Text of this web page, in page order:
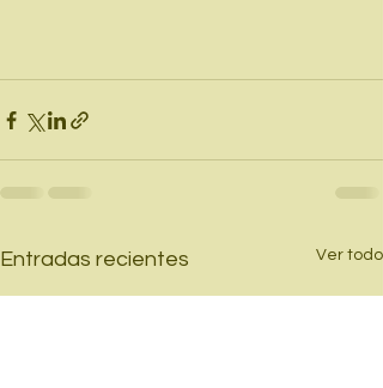
Entradas recientes Ver todo